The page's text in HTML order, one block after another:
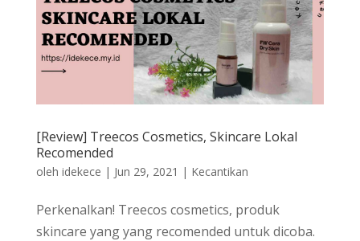
[Review] Treecos Cosmetics, Skincare Lokal
Recomended
oleh idekece | Jun 29, 2021 | Kecantikan
Perkenalkan! Treecos cosmetics, produk
skincare yang yang recomended untuk dicoba.